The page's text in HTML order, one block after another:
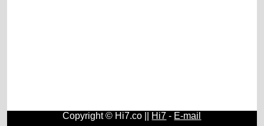
Copyright © Hi7.co || Hi7 - E-mail